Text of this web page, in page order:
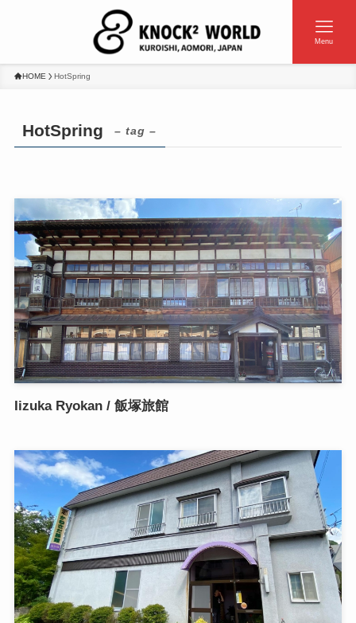
Menu
HOME HotSpring
HotSpring – tag –
Iizuka Ryokan / 飯塚旅館